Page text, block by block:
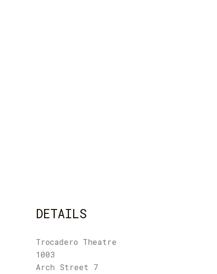
DETAILS
Trocadero Theatre
1003
Arch Street 7